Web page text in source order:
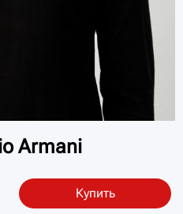
Armani
Купить